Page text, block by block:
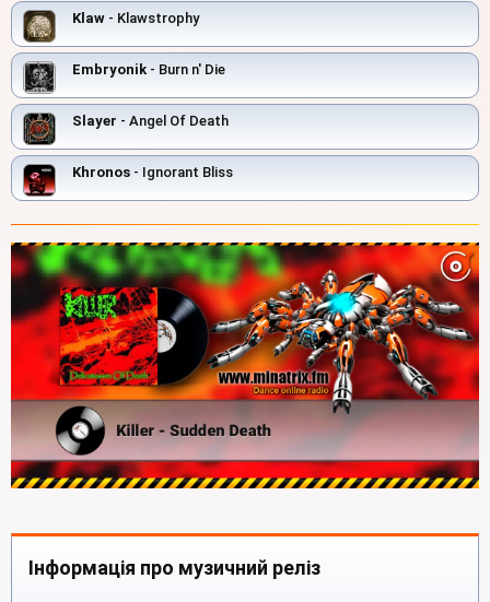
Klaw - Klawstrophy
Embryonik - Burn n' Die
Slayer - Angel Of Death
Khronos - Ignorant Bliss
Інформація про музичний реліз